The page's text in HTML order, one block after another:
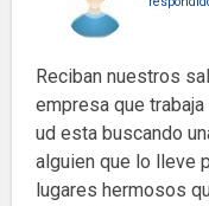
Reciban nuestros
empresa que
ud esta buscando
alguien que lo lleve
lugares hermosos